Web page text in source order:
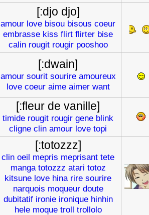
[:djo djo]
amour love bisou bisous coeur
embrasse kiss flirt flirter bise
calin rougit rougir pooshoo
[:dwain]
amour sourit sourire amoureux
love coeur aime aimer want
[:fleur de vanille]
timide rougit rougir gene blink
cligne clin amour love topi
[:totozzz]
clin oeil mepris meprisant tete
manga totozzz atari totoz
kitsune love hina rire sourire
narquois moqueur doute
dubitatif ironie ironique hinhin
hele moque troll trollolo